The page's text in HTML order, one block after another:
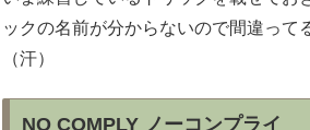
ックの名前が分からないので間違って
（汗）
NO COMPLY ノーコンプライ